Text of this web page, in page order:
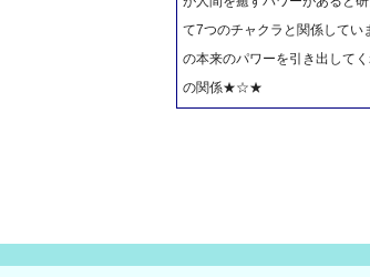
て7つのチャクラと関係してい
の本来のパワーを引き出し
の関係★☆★